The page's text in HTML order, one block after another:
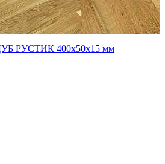
РУСТИК 400x50x15 мм